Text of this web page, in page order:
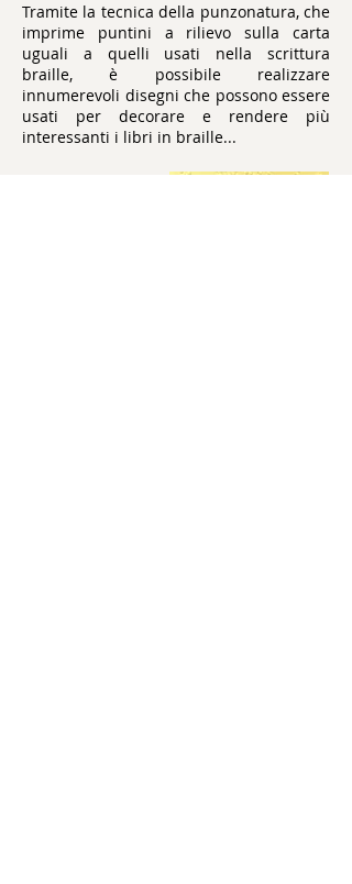
Tramite la tecnica della punzonatura, che
imprime puntini a rilievo sulla carta
uguali a quelli usati nella scrittura
braille, è possibile realizzare
innumerevoli disegni che possono essere
usati per decorare e rendere più
interessanti i libri in braille...